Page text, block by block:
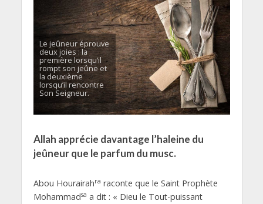
Le jeûneur éprouve
deux joies : la
première lorsqu’il
rompt son jeûne et
la deuxième
lorsqu’il rencontre
Son Seigneur.
Allah apprécie davantage l’haleine du
jeûneur que le parfum du musc.
Abou Hourairahra raconte que le Saint Prophète
Mohammadsa a dit : « Dieu le Tout-puissant